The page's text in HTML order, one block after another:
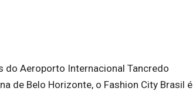
Aeroporto Internacional Tancredo
de Belo Horizonte, o Fashion City Brasil é